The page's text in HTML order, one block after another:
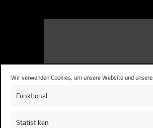
Wir verwenden Cookies, um unsere Website und
Funktional
Statistiken